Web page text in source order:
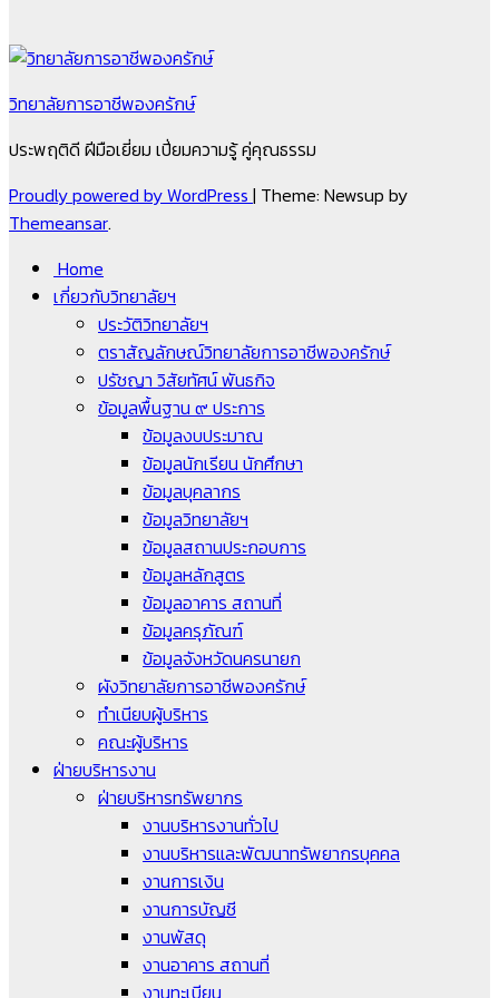
วิทยาลัยการอาชีพองครักษ์
ประพฤติดี ฝีมือเยี่ยม เปี่ยมความรู้ คู่คุณธรรม
Proudly powered by WordPress | Theme: Newsup by
Themeansar.
Home
เกี่ยวกับวิทยาลัยฯ
ประวัติวิทยาลัยฯ
ตราสัญลักษณ์วิทยาลัยการอาชีพองครักษ์
ปรัชญา วิสัยทัศน์ พันธกิจ
ข้อมูลพื้นฐาน ๙ ประการ
ข้อมูลงบประมาณ
ข้อมูลนักเรียน นักศึกษา
ข้อมูลบุคลากร
ข้อมูลวิทยาลัยฯ
ข้อมูลสถานประกอบการ
ข้อมูลหลักสูตร
ข้อมูลอาคาร สถานที่
ข้อมูลครุภัณฑ์
ข้อมูลจังหวัดนครนายก
ผังวิทยาลัยการอาชีพองครักษ์
ทำเนียบผู้บริหาร
คณะผู้บริหาร
ฝ่ายบริหารงาน
ฝ่ายบริหารทรัพยากร
งานบริหารงานทั่วไป
งานบริหารและพัฒนาทรัพยากรบุคคล
งานการเงิน
งานการบัญชี
งานพัสดุ
งานอาคาร สถานที่